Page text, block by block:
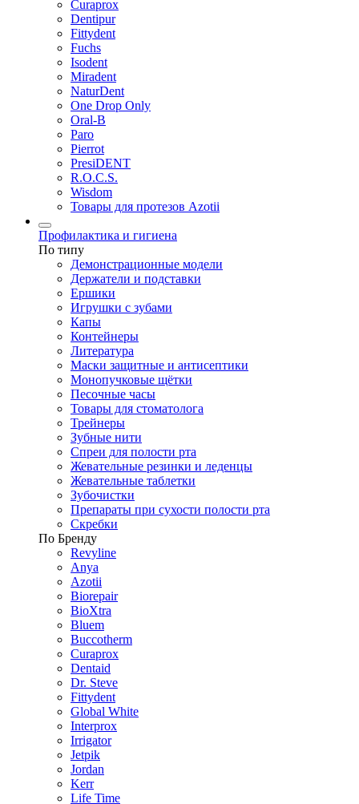
Curaprox
Dentipur
Fittydent
Fuchs
Isodent
Miradent
NaturDent
One Drop Only
Oral-B
Paro
Pierrot
PresiDENT
R.O.C.S.
Wisdom
Товары для протезов Azotii
Профилактика и гигиена
По типу
Демонстрационные модели
Держатели и подставки
Ершики
Игрушки с зубами
Капы
Контейнеры
Литература
Маски защитные и антисептики
Монопучковые щётки
Песочные часы
Товары для стоматолога
Трейнеры
Зубные нити
Спреи для полости рта
Жевательные резинки и леденцы
Жевательные таблетки
Зубочистки
Препараты при сухости полости рта
Скребки
По Бренду
Revyline
Anya
Azotii
Biorepair
BioXtra
Bluem
Buccotherm
Curaprox
Dentaid
Dr. Steve
Fittydent
Global White
Interprox
Irrigator
Jetpik
Jordan
Kerr
Life Time